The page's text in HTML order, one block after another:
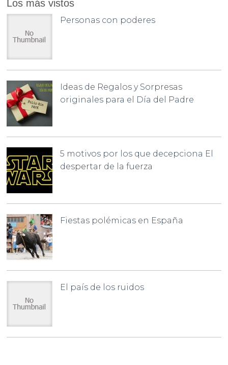
Los más vistos
Personas con poderes
Ideas de Regalos y Sorpresas
originales para el Día del Padre
5 motivos por los que decepciona El
despertar de la fuerza
Fiestas polémicas en España
El país de los ruidos